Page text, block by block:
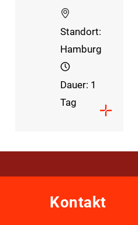
Standort:
Hamburg
Dauer: 1
Tag
Kontakt